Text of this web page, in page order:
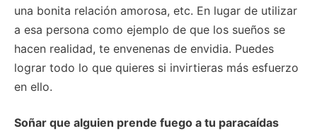
una bonita relación amorosa, etc. En lugar de utilizar
a esa persona como ejemplo de que los sueños se
hacen realidad, te envenenas de envidia. Puedes
lograr todo lo que quieres si invirtieras más esfuerzo
en ello.
Soñar que alguien prende fuego a tu paracaídas